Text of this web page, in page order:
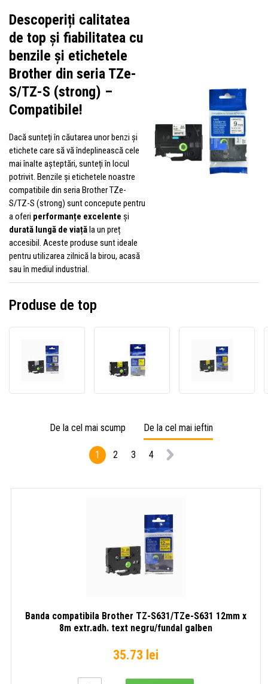
Descoperiți calitatea
de top și fiabilitatea cu
benzile și etichetele
Brother din seria TZe-
S/TZ-S (strong) –
Compatibile!
Dacă sunteți în căutarea unor benzi și
etichete care să vă îndeplinească cele
mai înalte așteptări, sunteți în locul
potrivit. Benzile și etichetele noastre
compatibile din seria Brother TZe-
S/TZ-S (strong) sunt concepute pentru
a oferi performanțe excelente și
durată lungă de viațăla un preț
accesibil. Aceste produse sunt ideale
pentru utilizarea zilnică la birou, acasă
sau în mediul industrial.
Produse de top
compatibila
S231/TZe-
x
extr.adh.
alb
compatibila
S651/TZe-
x
8m
extr.adh.
galben
S631/
De la cel mai scump De la cel mai ieftin
1 2 3 4
Banda compatibila Brother TZ-S631/TZe-S631 12mm x
8m extr.adh. text negru/fundal galben
35.73 lei